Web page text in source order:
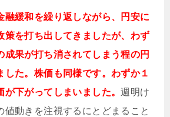
融緩和を繰り返しながら、円安に
策を打ち出してきましたが、わず
成果が打ち消されてしまう程の円
した。株価も同様です。わずか１
が下がってしまいました。週明け
値動きを注視するにとどまること